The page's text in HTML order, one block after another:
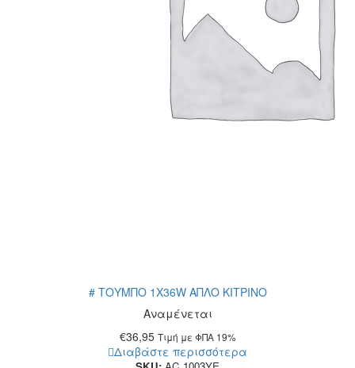
# ΤΟΥΜΠΟ 1Χ36W ΑΠΛΟ ΚΙΤΡΙΝΟ
Αναμένεται
€36,95 Τιμή με ΦΠΑ 19%
Διαβάστε περισσότερα